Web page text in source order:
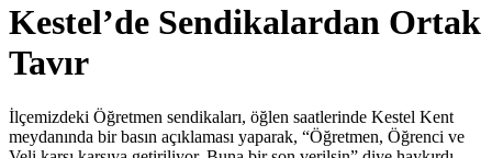
Kestel’de Sendikalardan Ortak
Tavır
İlçemizdeki Öğretmen sendikaları, öğlen saatlerinde Kestel Kent
meydanında bir basın açıklaması yaparak, “Öğretmen, Öğrenci ve